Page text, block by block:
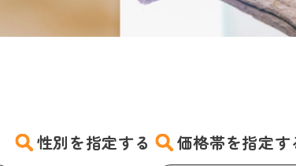
性別を指定する 価格帯を指定す